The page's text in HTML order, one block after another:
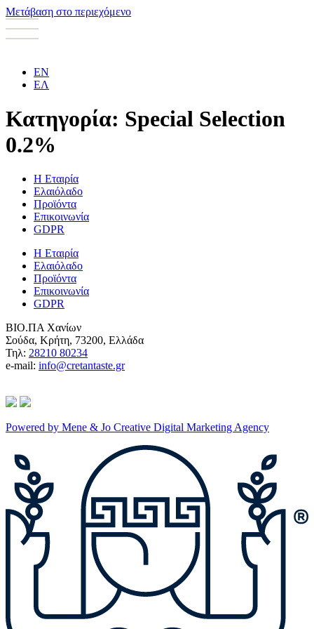
Μετάβαση στο περιεχόμενο
EN
ΕΛ
Κατηγορία: Special Selection
0.2%
Η Εταιρία
Ελαιόλαδο
Προϊόντα
Επικοινωνία
GDPR
Η Εταιρία
Ελαιόλαδο
Προϊόντα
Επικοινωνία
GDPR
ΒΙΟ.ΠΑ Χανίων
Σούδα, Κρήτη, 73200, Ελλάδα
Τηλ: 28210 80234
e-mail: info@cretantaste.gr
Powered by Mene & Jo Creative Digital Marketing Agency